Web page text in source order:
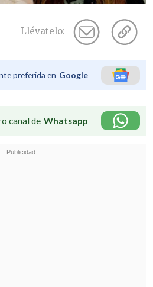
Llévatelo:
preferida en Google
canal de Whatsapp